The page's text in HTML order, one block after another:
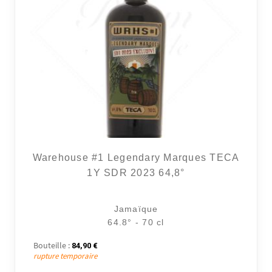
Warehouse #1 Legendary Marques TECA
1Y SDR 2023 64,8°
Jamaïque
64.8° - 70 cl
Bouteille : 84,90 €
rupture temporaire